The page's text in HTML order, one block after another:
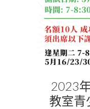
2023
教室青